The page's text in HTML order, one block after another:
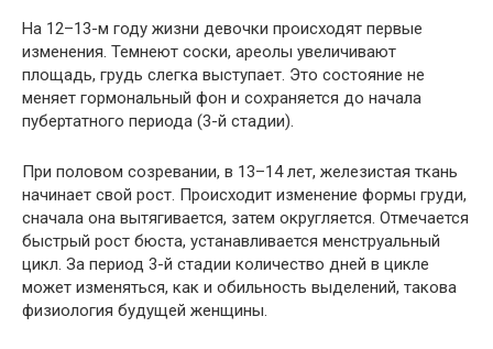
На 12–13-м году жизни девочки происходят первые
изменения. Темнеют соски, ареолы увеличивают
площадь, грудь слегка выступает. Это состояние не
меняет гормональный фон и сохраняется до начала
пубертатного периода (3-й стадии).
При половом созревании, в 13–14 лет, железистая ткань
начинает свой рост. Происходит изменение формы груди,
сначала она вытягивается, затем округляется. Отмечается
быстрый рост бюста, устанавливается менструальный
цикл. За период 3-й стадии количество дней в цикле
может изменяться, как и обильность выделений, такова
физиология будущей женщины.